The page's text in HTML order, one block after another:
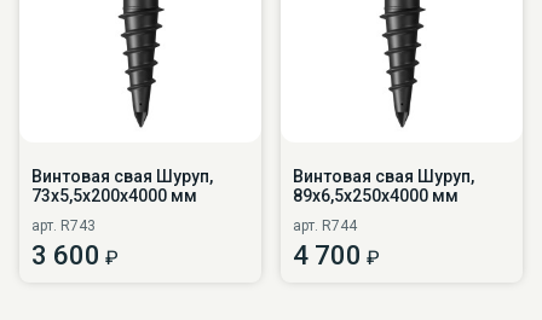
Винтовая свая Шуруп,
73х5,5х200х4000 мм
арт. R743
3 600 ₽
Винтовая свая Шуруп,
89х6,5х250х4000 мм
арт. R744
4 700 ₽